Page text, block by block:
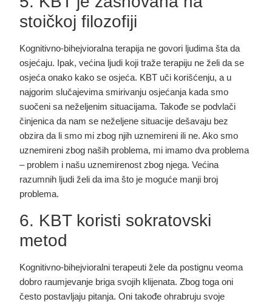
stoičkoj filozofiji
Kognitivno-bihejvioralna terapija ne govori ljudima šta da
osjećaju. Ipak, većina ljudi koji traže terapiju ne želi da se
osjeća onako kako se osjeća. KBT uči korišćenju, a u
najgorim slučajevima smirivanju osjećanja kada smo
suočeni sa neželjenim situacijama. Takođe se podvlači
činjenica da nam se neželjene situacije dešavaju bez
obzira da li smo mi zbog njih uznemireni ili ne. Ako smo
uznemireni zbog naših problema, mi imamo dva problema
– problem i našu uznemirenost zbog njega. Većina
razumnih ljudi želi da ima što je moguće manji broj
problema.
6. KBT koristi sokratovski
metod
Kognitivno-bihejvioralni terapeuti žele da postignu veoma
dobro raumjevanje briga svojih klijenata. Zbog toga oni
često postavljaju pitanja. Oni takođe ohrabruju svoje